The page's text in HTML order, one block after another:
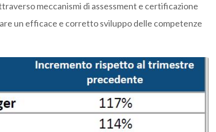
meccanismi di assessment e certificazione
un efficace e corretto sviluppo delle competenze